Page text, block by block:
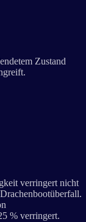
Zustand
verringert nicht
% verringert.